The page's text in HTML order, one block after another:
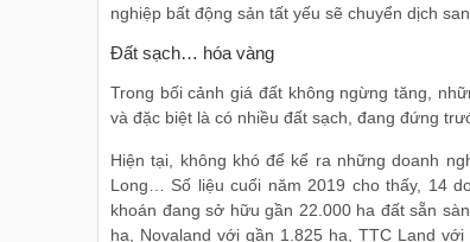
nghiệp bất động sản tất yếu sẽ chuyển dịch
Đất sạch… hóa vàng
Trong bối cảnh giá đất không ngừng tăng,
và đặc biệt là có nhiều đất sạch, đang đứng
Hiện tại, không khó để kể ra những doanh
Long… Số liệu cuối năm 2019 cho thấy, 14
khoán đang sở hữu gần 22.000 ha đất sẵn
ha, Novaland với gần 1.825 ha, TTC Land